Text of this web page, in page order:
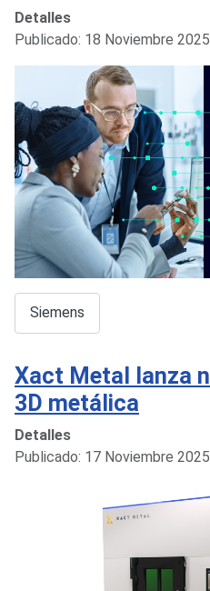
Detalles
Publicado: 18 Noviembre 2025
Siemens
Xact Metal lanza
3D metálica
Detalles
Publicado: 17 Noviembre 2025